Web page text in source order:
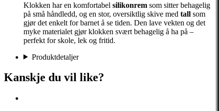
Klokken har en komfortabel silikonrem som sitter behagelig
på små håndledd, og en stor, oversiktlig skive med tall som
gjør det enkelt for barnet å se tiden. Den lave vekten og det
myke materialet gjør klokken svært behagelig å ha på –
perfekt for skole, lek og fritid.
Produktdetaljer
Kanskje du vil like?